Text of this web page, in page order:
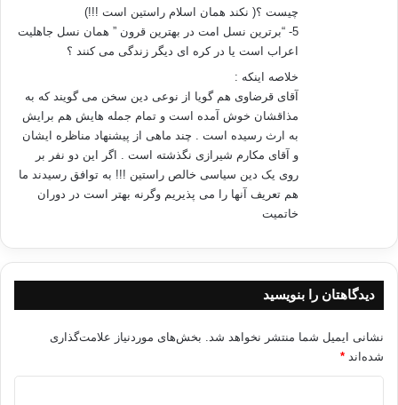
مرتبط می‌شود. کسی که قرآن کریم و سنت مطهر و کتب مذاهب مختلف
اسلامی را بخواند، این
حقیقت را به وضوح در می‌یابد. حتی بخش “عبادت” از فقه، از سیاست دور
اجماع مسلمانان بر این است که ترک نماز، نپرداختن زکات، روزه‌خواری آشکار
و اهمال و کوتاهی در فریضه‌ی حج، مستوجب تعزیر و حکومت می‌باشد و
دارای قدرت علیه آن به پا خیزند، قتال واجب می‌شود؛ همچنانکه ابوبکرـ رض ـ
را با نپردازندگان زکات انجام داد. بلکه گفته‌اند؛ اگر اهل سرزمینی بعضی از
را که جزء شعائر اسلام هستند مثل اذان، ختنه‌ی مردان یا نماز عیدین را ترک
فرا خواندنشان به انجام آنها و اقامه‌ی حجت بر آنها واجب است. و اگر بر[ترک
آن سنت‌ها] اصرار ورزیده و سرپیچی کردند، قتال با آنها تا بازگشتشان به
شده‌اند، واجب است. اسلام در سیاست‌های تعلیم، ارتباطات، تشریع، قضاوت،
چیست ؟( نکند همان اسلام راستین است !!!)
5- “برترین نسل امت در بهترین قرون ” همان نسل جاهلیت
اعراب است یا در کره ای دیگر زندگی می کنند ؟
خلاصه اینکه :
آقای قرضاوی هم گویا از نوعی دین سخن می گویند که به
مذاقشان خوش آمده است و تمام جمله هایش هم برایش
به ارث رسیده است . چند ماهی از پیشنهاد مناظره ایشان
و آقای مکارم شیرازی نگذشته است . اگر این دو نفر بر
روی یک دین سیاسی خالص راستین !!! به توافق رسیدند ما
هم تعریف آنها را می پذیریم وگرنه بهتر است در دوران
خاتمیت
دیدگاهتان را بنویسید
نشانی ایمیل شما منتشر نخواهد شد. بخش‌های موردنیاز علامت‌گذاری
شده‌اند *